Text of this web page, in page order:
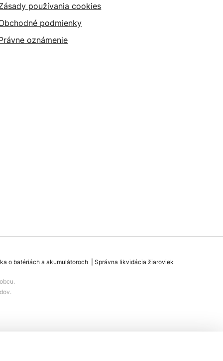
používania cookies
podmienky
oznámenie
o batériách a akumulátoroch Správna likvidácia žiaroviek